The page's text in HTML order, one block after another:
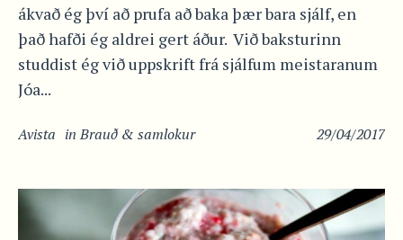
ákvað ég því að prufa að baka þær bara sjálf, en
það hafði ég aldrei gert áður. Við baksturinn
studdist ég við uppskrift frá sjálfum meistaranum
Jóa...
29/04/2017
Avista inBrauð & samlokur